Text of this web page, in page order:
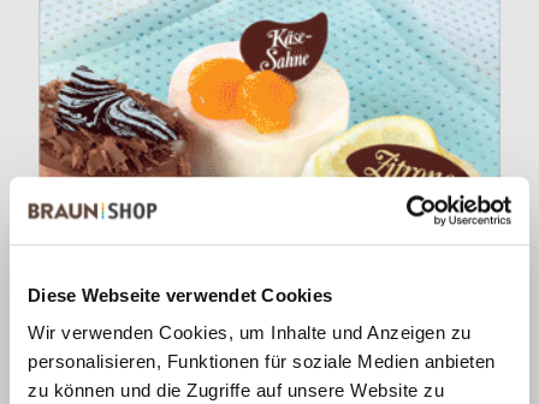
Diese Webseite verwendet Cookies
Wir verwenden Cookies, um Inhalte und Anzeigen zu
personalisieren, Funktionen für soziale Medien anbieten
zu können und die Zugriffe auf unsere Website zu